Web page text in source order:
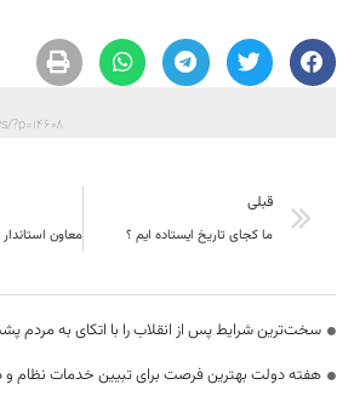
?p=14608
قبلی
ما کجای تاریخ ایستاده ایم ؟
سخت‌ترین شرایط پس از انقلاب را با اتکای به مردم
هفته دولت بهترین فرصت برای تبیین خدمات نظام